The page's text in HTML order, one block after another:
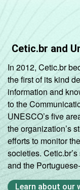
Fonte:
Estudos
Pesquisa
Cetic.br and
In 2012, Cetic.br
the first of its kind
information and
to the
UNESCO’s five
the organization’s
efforts to monitor
societies.
and the
Learn about our